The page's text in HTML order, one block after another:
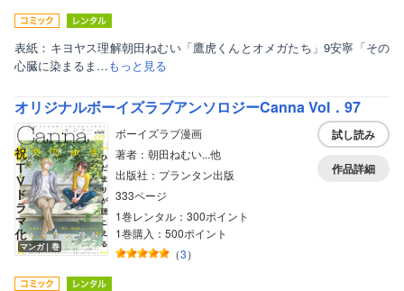
表紙：キヨヤス理解朝田ねむい「鷹虎くんとオメガたち」9安寧「その
心臓に染まるま…もっと見る
オリジナルボーイズラブアンソロジーCanna Vol．97
マンガ｜巻
ボーイズラブ漫画
著者：朝田ねむい...他
出版社：プランタン出版
333ページ
1巻レンタル：300ポイント
1巻購入：500ポイント
（3）
試し読み
作品詳細